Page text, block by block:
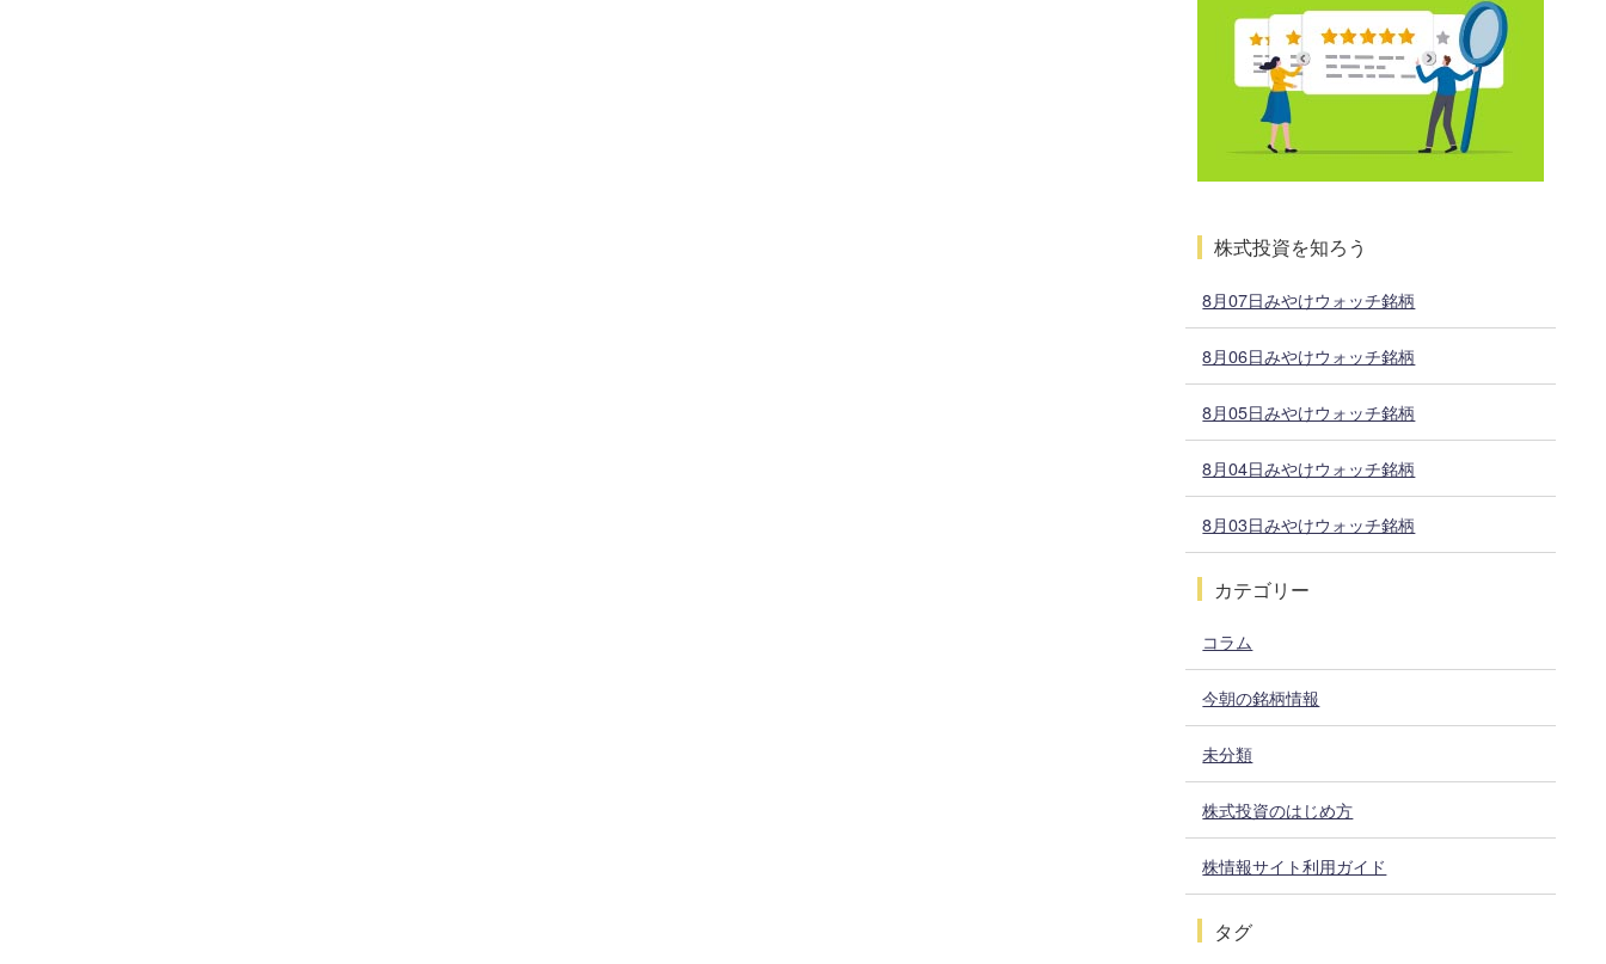
株式投資を知ろう
8月07日みやけウォッチ銘柄
8月06日みやけウォッチ銘柄
8月05日みやけウォッチ銘柄
8月04日みやけウォッチ銘柄
8月03日みやけウォッチ銘柄
カテゴリー
コラム
今朝の銘柄情報
未分類
株式投資のはじめ方
株情報サイト利用ガイド
タグ